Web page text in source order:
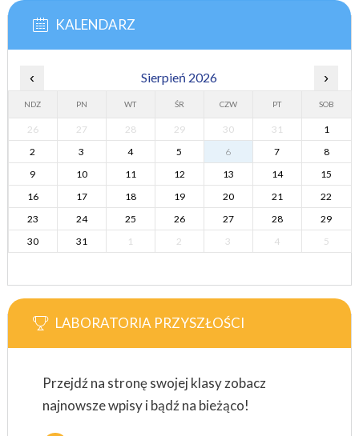
KALENDARZ
‹ Sierpień 2026 ›
NDZ PN WT ŚR CZW PT SOB
26 27 28 29 30 31
1
2
3 4 5 6 7
8
9
10 11 12 13 14
15
16
17 18 19 20 21
22
23
24 25 26 27 28
29
30
31 1 2 3 4 5
LABORATORIA PRZYSZŁOŚCI
Przejdź na stronę swojej klasy zobacz
najnowsze wpisy i bądź na bieżąco!